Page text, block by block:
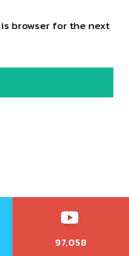
browser for the next
97,058